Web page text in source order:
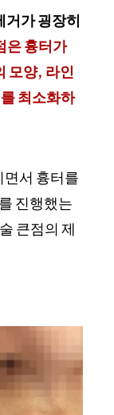
거가 굉장히
은 흉터가
모양, 라인
최소화하
면서 흉터를
진행했는
큰점의 제